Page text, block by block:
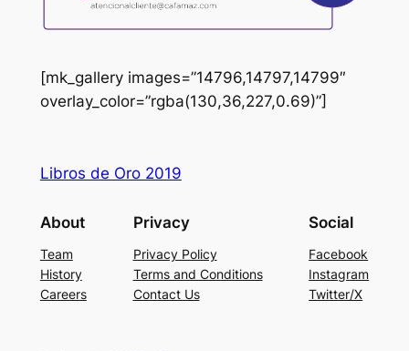
[mk_gallery images=”14796,14797,14799″
overlay_color=”rgba(130,36,227,0.69)”]
Libros de Oro 2019
About
Team
History
Careers
Privacy
Privacy Policy
Terms and Conditions
Contact Us
Social
Facebook
Instagram
Twitter/X